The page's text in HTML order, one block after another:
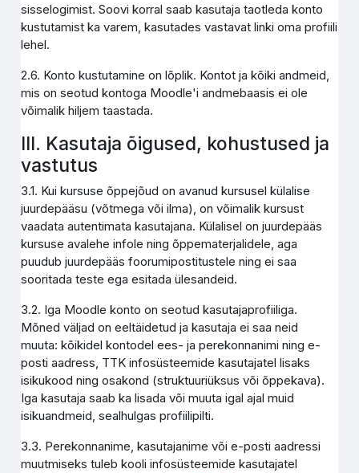
sisselogimist. Soovi korral saab kasutaja taotleda konto
kustutamist ka varem, kasutades vastavat linki oma profiili
lehel.
2.6. Konto kustutamine on lõplik. Kontot ja kõiki andmeid,
mis on seotud kontoga Moodle'i andmebaasis ei ole
võimalik hiljem taastada.
III. Kasutaja õigused, kohustused ja
vastutus
3.1. Kui kursuse õppejõud on avanud kursusel külalise
juurdepääsu (võtmega või ilma), on võimalik kursust
vaadata autentimata kasutajana. Külalisel on juurdepääs
kursuse avalehe infole ning õppematerjalidele, aga
puudub juurdepääs foorumipostitustele ning ei saa
sooritada teste ega esitada ülesandeid.
3.2. Iga Moodle konto on seotud kasutajaprofiiliga.
Mõned väljad on eeltäidetud ja kasutaja ei saa neid
muuta: kõikidel kontodel ees- ja perekonnanimi ning e-
posti aadress, TTK infosüsteemide kasutajatel lisaks
isikukood ning osakond (struktuuriüksus või õppekava).
Iga kasutaja saab ka lisada või muuta igal ajal muid
isikuandmeid, sealhulgas profiilipilti.
3.3. Perekonnanime, kasutajanime või e-posti aadressi
muutmiseks tuleb kooli infosüsteemide kasutajatel